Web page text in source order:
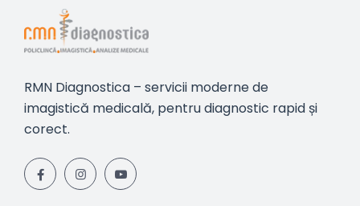
RMN Diagnostica – servicii moderne de
imagistică medicală, pentru diagnostic rapid și
corect.